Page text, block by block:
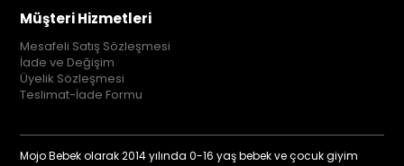
Müşteri Hizmetleri
Mesafeli Satış Sözleşmesi
İade ve Değişim
Üyelik Sözleşmesi
Teslimat-İade Formu
Mojo Bebek olarak 2014 yılında 0-16 yaş bebek ve çocuk giyim